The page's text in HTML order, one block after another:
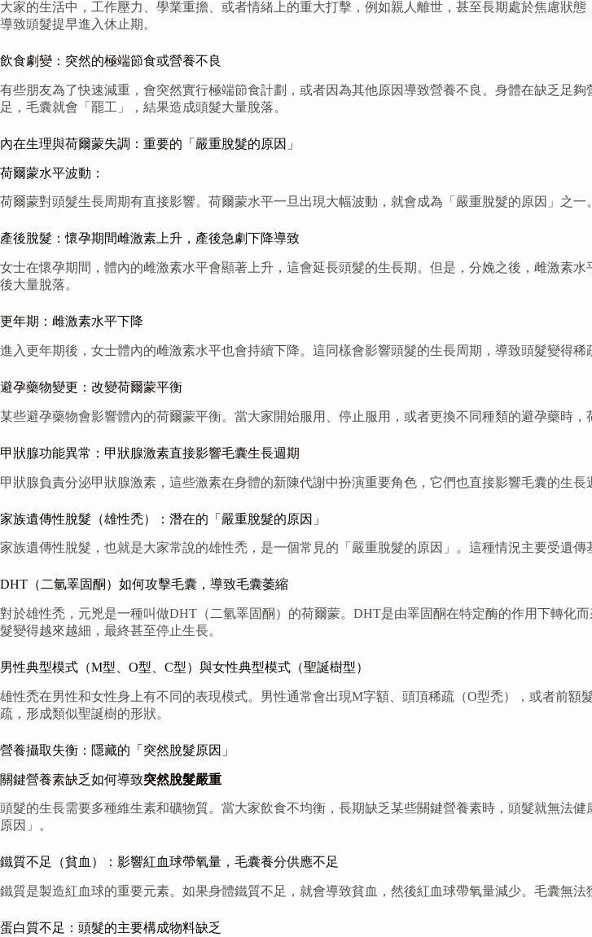
大家的生活中，工作壓力、學業重擔、或者情緒上的重大打擊，例如親人離世，甚至長期處於焦慮狀
導致頭髮提早進入休止期。
飲食劇變：突然的極端節食或營養不良
有些朋友為了快速減重，會突然實行極端節食計劃，或者因為其他原因導致營養不良。身體在缺乏足
足，毛囊就會「罷工」，結果造成頭髮大量脫落。
內在生理與荷爾蒙失調：重要的「嚴重脫髮的原因」
荷爾蒙水平波動：
荷爾蒙對頭髮生長周期有直接影響。荷爾蒙水平一旦出現大幅波動，就會成為「嚴重脫髮的原因」之一。
產後脫髮：懷孕期間雌激素上升，產後急劇下降導致
女士在懷孕期間，體內的雌激素水平會顯著上升，這會延長頭髮的生長期。但是，分娩之後，雌激素
後大量脫落。
更年期：雌激素水平下降
進入更年期後，女士體內的雌激素水平也會持續下降。這同樣會影響頭髮的生長周期，導致頭髮變得稀
避孕藥物變更：改變荷爾蒙平衡
某些避孕藥物會影響體內的荷爾蒙平衡。當大家開始服用、停止服用，或者更換不同種類的避孕藥時，
甲狀腺功能異常：甲狀腺激素直接影響毛囊生長週期
甲狀腺負責分泌甲狀腺激素，這些激素在身體的新陳代謝中扮演重要角色，它們也直接影響毛囊的生
家族遺傳性脫髮（雄性禿）：潛在的「嚴重脫髮的原因」
家族遺傳性脫髮，也就是大家常說的雄性禿，是一個常見的「嚴重脫髮的原因」。這種情況主要受遺傳
DHT（二氫睪固酮）如何攻擊毛囊，導致毛囊萎縮
對於雄性禿，元兇是一種叫做DHT（二氫睪固酮）的荷爾蒙。DHT是由睪固酮在特定酶的作用下轉化
髮變得越來越細，最終甚至停止生長。
男性典型模式（M型、O型、C型）與女性典型模式（聖誕樹型）
雄性禿在男性和女性身上有不同的表現模式。男性通常會出現M字額、頭頂稀疏（O型禿），或者前
疏，形成類似聖誕樹的形狀。
營養攝取失衡：隱藏的「突然脫髮原因」
關鍵營養素缺乏如何導致突然脫髮嚴重
頭髮的生長需要多種維生素和礦物質。當大家飲食不均衡，長期缺乏某些關鍵營養素時，頭髮就無法健
原因」。
鐵質不足（貧血）：影響紅血球帶氧量，毛囊養分供應不足
鐵質是製造紅血球的重要元素。如果身體鐵質不足，就會導致貧血，然後紅血球帶氧量減少。毛囊無
蛋白質不足：頭髮的主要構成物料缺乏